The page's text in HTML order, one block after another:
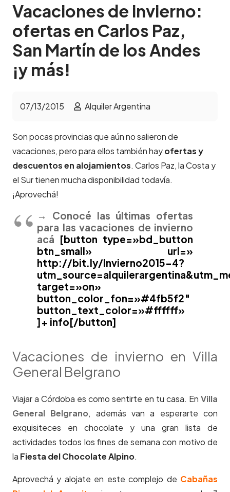
Vacaciones de invierno:
ofertas en Carlos Paz,
San Martín de los Andes
¡y más!
07/13/2015 Alquiler Argentina
Son pocas provincias que aún no salieron de
vacaciones, pero para ellos también hayofertas y
descuentos en alojamientos. Carlos Paz, la Costa y
el Sur tienen mucha disponibilidad todavía.
¡Aprovechá!
→ Conocé las últimas ofertas
para las vacaciones de invierno
acá [button type=»bd_button
btn_small» url=»
http://bit.ly/Invierno2015-4?
target=»on»
button_color_fon=»#4fb5f2″
button_text_color=»#ffffff»
]+ info[/button]
Vacaciones de invierno en Villa
General Belgrano
Viajar a Córdoba es como sentirte en tu casa. En Villa
General Belgrano, además van a esperarte con
exquisiteces en chocolate y una gran lista de
actividades todos los fines de semana con motivo de
la Fiesta del Chocolate Alpino.
Aprovechá y alojate en este complejo de Cabañas